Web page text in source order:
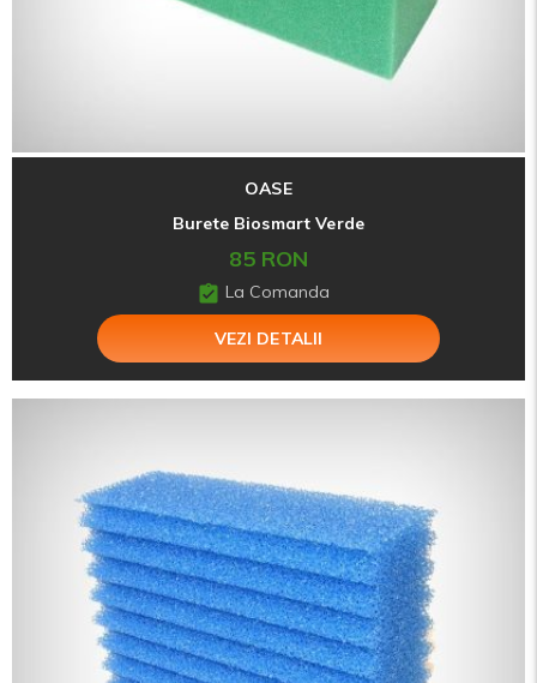
OASE
Burete Biosmart Verde
85 RON
La Comanda
VEZI DETALII